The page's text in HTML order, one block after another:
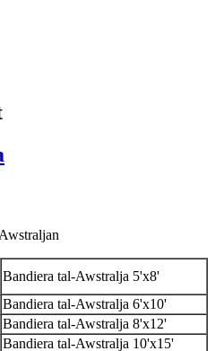
Bandiera tal-Awstralja 5'x8'
Bandiera tal-Awstralja 6'x10'
Bandiera tal-Awstralja 8'x12'
Bandiera tal-Awstralja 10'x15'